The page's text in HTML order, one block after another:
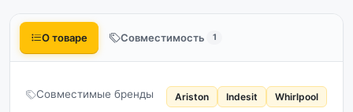
О товаре Совместимость 1
Совместимые бренды Ariston Indesit Whirlpool